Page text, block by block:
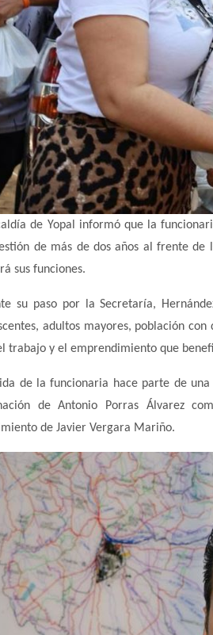
de Yopal informó que la
de más de dos años al frente
sus funciones.
su paso por la Secretaría,
adultos mayores, población
trabajo y el emprendimiento que
de la funcionaria hace parte de
de Antonio Porras Álvarez
de Javier Vergara Mariño.